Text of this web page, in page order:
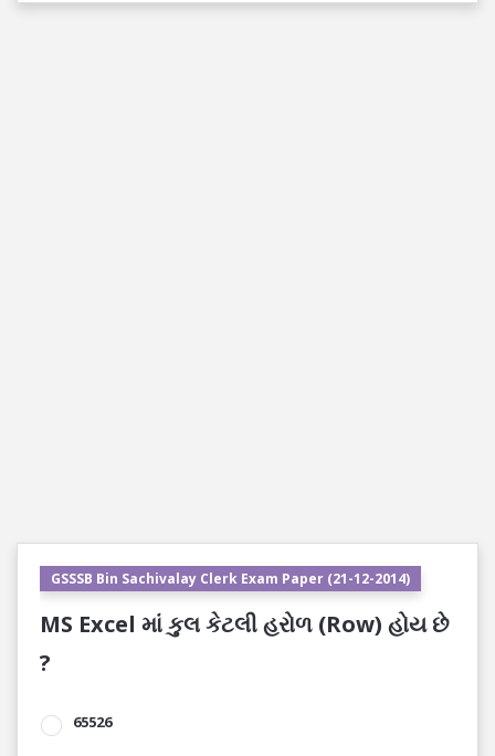
GSSSB Bin Sachivalay Clerk Exam Paper (21-12-2014)
MS Excel માં કુલ કેટલી હરોળ (Row) હોય છે
?
65526